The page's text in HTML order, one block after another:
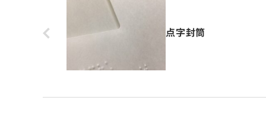
点字封筒